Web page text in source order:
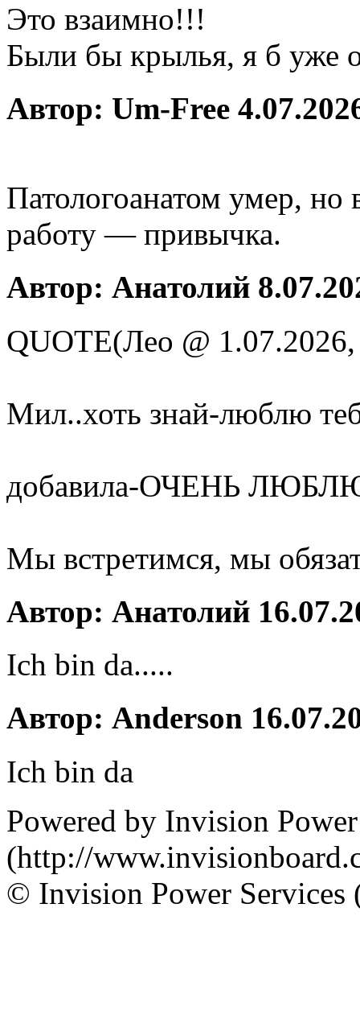
Это взаимно!!!
Были бы крылья, я б уже
Автор: Um-Free
Патологоанатом умер, но
работу — привычка.
Автор: Анатолий
QUOTE(Лео @
Мил..хоть знай-люблю
добавила-ОЧЕНЬ
Мы встретимся, мы
Автор: Анатолий
Ich bin da.....
Автор: Anderson
Ich bin da
Powered by Invision
(http://
© Invision Power